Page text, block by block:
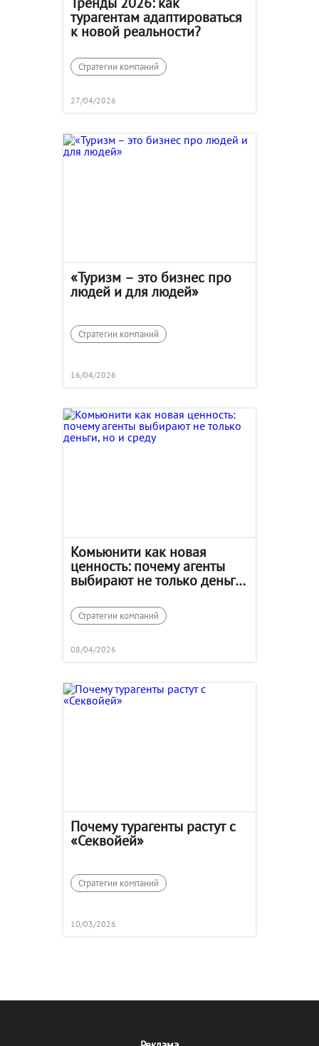
турагентам адаптироваться
к новой реальности?
Стратегии компаний
27/04/2026
«Туризм – это бизнес про
людей и для людей»
Стратегии компаний
16/04/2026
Комьюнити как новая
ценность: почему агенты
выбирают не только деньги,
Стратегии компаний
08/04/2026
Почему турагенты растут с
«Секвойей»
Стратегии компаний
10/03/2026